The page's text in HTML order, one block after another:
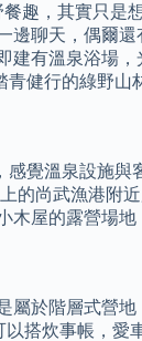
趣，其實只
聊天，偶爾
有溫泉浴場
健行的綠野山
覺溫泉設施
的尚武漁港附
屋的露營場
於階層式營
搭炊事帳，